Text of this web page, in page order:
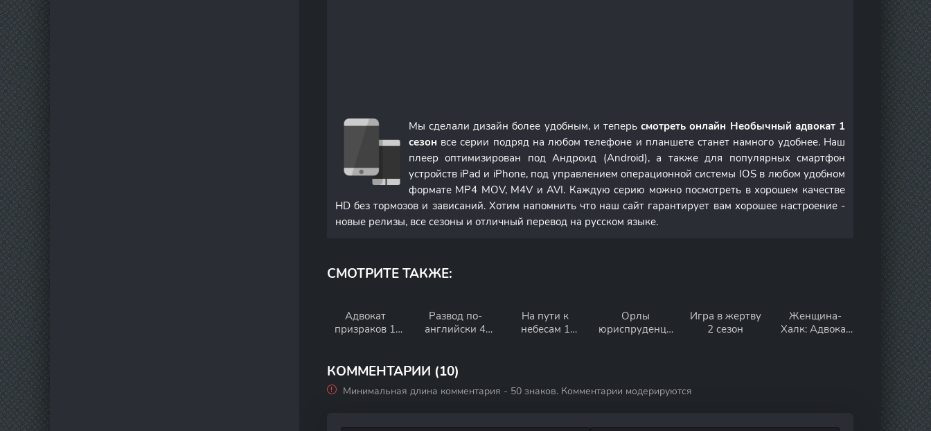
Мы сделали дизайн более удобным, и теперьсмотреть онлайн Необычный адвокат 1
сезон все серии подряд на любом телефоне и планшете станет намного удобнее. Наш
плеер оптимизирован под Андроид (Android), а также для популярных смартфон
устройств iPad и iPhone, под управлением операционной системы IOS в любом удобном
формате MP4 MOV, M4V и AVI. Каждую серию можно посмотреть в хорошем качестве
HD без тормозов и зависаний. Хотим напомнить что наш сайт гарантирует вам хорошее настроение -
новые релизы, все сезоны и отличный перевод на русском языке.
СМОТРИТЕ ТАКЖЕ:
Адвокат
призраков 1
Развод по-
английски 4
На пути к
небесам 1
Орлы
юриспруденци
Игра в жертву
2 сезон
Женщина-
Халк: Адвокат
КОММЕНТАРИИ (10)
Минимальная длина комментария - 50 знаков. Комментарии модерируются